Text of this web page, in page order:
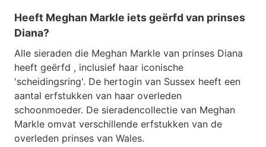
Heeft Meghan Markle iets geërfd van prinses
Diana?
Alle sieraden die Meghan Markle van prinses Diana
heeft geërfd , inclusief haar iconische
'scheidingsring'. De hertogin van Sussex heeft een
aantal erfstukken van haar overleden
schoonmoeder. De sieradencollectie van Meghan
Markle omvat verschillende erfstukken van de
overleden prinses van Wales.